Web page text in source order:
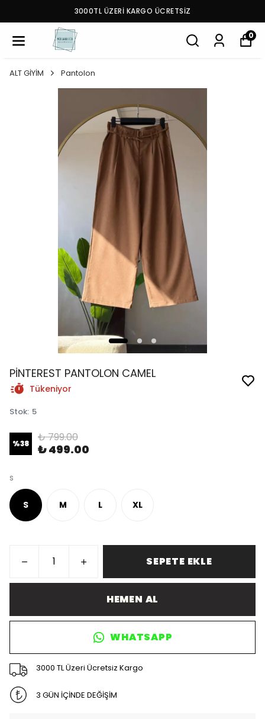
3000TL ÜZERİ KARGO ÜCRETSİZ
0
ALT GİYİM Pantolon
PİNTEREST PANTOLON CAMEL
Tükeniyor
Stok: 5
%38 ₺ 799.00
₺ 499.00
s
S M L XL
SEPETE EKLE
HEMEN AL
WHATSAPP
3000 TL Üzeri Ücretsiz Kargo
3 GÜN İÇİNDE DEĞİŞİM